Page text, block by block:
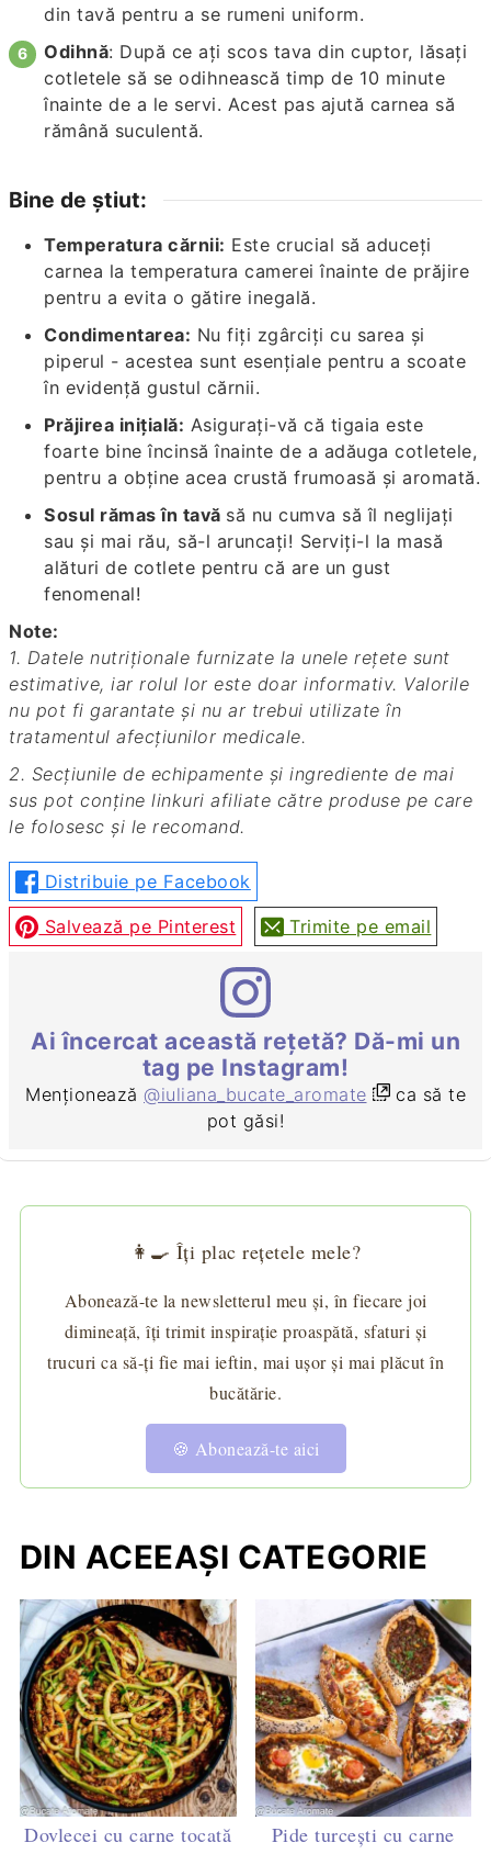
din tavă pentru a se rumeni uniform.
Odihnă: După ce ați scos tava din cuptor, lăsați
cotletele să se odihnească timp de 10 minute
înainte de a le servi. Acest pas ajută carnea să
rămână suculentă.
Bine de știut:
Temperatura cărnii: Este crucial să aduceți
carnea la temperatura camerei înainte de prăjire
pentru a evita o gătire inegală.
Condimentarea: Nu fiți zgârciți cu sarea și
piperul - acestea sunt esențiale pentru a scoate
în evidență gustul cărnii.
Prăjirea inițială: Asigurați-vă că tigaia este
foarte bine încinsă înainte de a adăuga cotletele,
pentru a obține acea crustă frumoasă și aromată.
Sosul rămas în tavă să nu cumva să îl neglijaţi
sau şi mai rău, să-l aruncaţi! Serviţi-l la masă
alături de cotlete pentru că are un gust
fenomenal!
Note:
1. Datele nutriționale furnizate la unele rețete sunt
estimative, iar rolul lor este doar informativ. Valorile
nu pot fi garantate și nu ar trebui utilizate în
tratamentul afecțiunilor medicale.
2. Secțiunile de echipamente și ingrediente de mai
sus pot conține linkuri afiliate către produse pe care
le folosesc și le recomand.
Distribuie pe Facebook
Salvează pe Pinterest Trimite pe email
Ai încercat această rețetă? Dă-mi un
tag pe Instagram!
Menționează @iuliana_bucate_aromate
ca să te
pot găsi!
👩‍🍳 Îți plac rețetele mele?
Abonează-te la newsletterul meu și, în fiecare joi
dimineață, îți trimit inspirație proaspătă, sfaturi și
trucuri ca să-ți fie mai ieftin, mai ușor și mai plăcut în
bucătărie.
🍪 Abonează-te aici
DIN ACEEAȘI CATEGORIE
Dovlecei cu carne tocată Pide turcești cu carne